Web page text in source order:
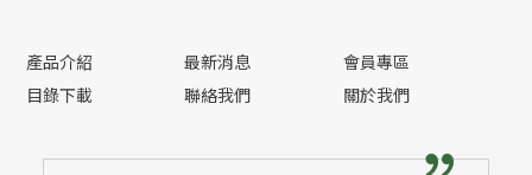
產品介紹 最新消息
會員專區
目錄下載
聯絡我們 關於我們